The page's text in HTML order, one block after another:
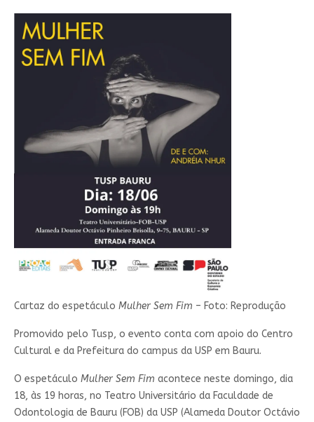
Cartaz do espetáculo Mulher Sem Fim – Foto: Reprodução
Promovido pelo Tusp, o evento conta com apoio do Centro
Cultural e da Prefeitura do campus da USP em Bauru.
O espetáculo Mulher Sem Fim acontece neste domingo, dia
18, às 19 horas, no Teatro Universitário da Faculdade de
Odontologia de Bauru (FOB) da USP (Alameda Doutor Octávio